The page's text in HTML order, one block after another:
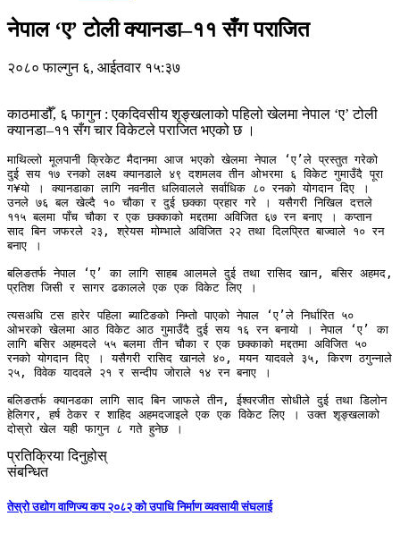
नेपाल ‘ए’ टोली क्यानडा–११ सँग पराजित
२०८० फाल्गुन ६, आईतवार १५:३७
काठमाडौँ, ६ फागुन : एकदिवसीय शृङ्खलाको पहिलो खेलमा नेपाल ‘ए’ टोली
क्यानडा–११ सँग चार विकेटले पराजित भएको छ ।
माथिल्लो मूलपानी क्रिकेट मैदानमा आज भएको खेलमा नेपाल ‘ए’ले प्रस्तुत गरेको
दुई सय १७ रनको लक्ष्य क्यानडाले ४९ दशमलव तीन ओभरमा ६ विकेट गुमाउँदै पूरा
ग¥यो । क्यानडाका लागि नवनीत धलिवालले सर्वाधिक ८० रनको योगदान दिए ।
उनले ७६ बल खेल्दै १० चौका र दुई छक्का प्रहार गरे । यसैगरी निखिल दत्तले
११५ बलमा पाँच चौका र एक छक्काको मद्दतमा अविजित ६७ रन बनाए । कप्तान
साद बिन जफरले २३, श्रेयस मोम्भाले अविजित २२ तथा दिलप्रित बाज्वाले १० रन
बनाए ।
बलिङतर्फ नेपाल ‘ए’ का लागि साहब आलमले दुई तथा रासिद खान, बसिर अहमद,
प्रतिश जिसी र सागर ढकालले एक एक विकेट लिए ।
त्यसअघि टस हारेर पहिला ब्याटिङको निम्तो पाएको नेपाल ‘ए’ले निर्धारित ५०
ओभरको खेलमा आठ विकेट आठ गुमाउँदै दुई सय १६ रन बनायो । नेपाल ‘ए’ का
लागि बसिर अहमदले ५५ बलमा तीन चौका र एक छक्काको मद्दतमा अविजित ५०
रनको योगदान दिए । यसैगरी रासिद खानले ४०, मयन यादवले ३५, किरण ठगुन्नाले
२५, विवेक यादवले २१ र सन्दीप जोराले १४ रन बनाए ।
बलिङतर्फ क्यानडका लागि साद बिन जाफले तीन, ईश्वरजीत सोधीले दुई तथा डिलोन
हेलिगर, हर्ष ठेकर र शाहिद अहमदजाइले एक एक विकेट लिए । उक्त शृङ्खलाको
दोस्रो खेल यही फागुन ८ गते हुनेछ ।
प्रतिक्रिया दिनुहोस्
संबन्धित
तेस्रो उद्योग वाणिज्य कप २०८२ को उपाधि निर्माण व्यवसायी संघलाई